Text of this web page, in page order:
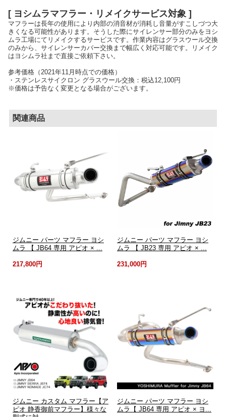
[ ヨシムラマフラー・リメイクサービス対象 ]
マフラーは長年の使用により内部の消音材が消耗し音量がすこしづつ大
きくなる可能性があります。そうした際にサイレンサー部分のみをヨシ
ムラ工場にてリメイクするサービスです。作業内容はグラスウール交換
のみから、サイレンサーカバー交換まで幅広く対応可能です。リメイク
はヨシムラ社まで直接ご依頼下さい。
参考価格（2021年11月時点での価格）
・ステンレスサイクロン グラスウール交換：税込12,100円
※価格は予告なく変更となる場合がございます。
関連商品
ジムニー パーツ マフラー ヨシ
ムラ 【 JB64 専用 アピオ × ...
ジムニー パーツ マフラー ヨシ
ムラ 【 JB23 専用 アピオ × ...
217,800円 231,000円
ジムニー カスタム マフラー【ア
ピオ 静香御前マフラー】様々な
ジムニー パーツ マフラー ヨシ
ムラ【 JB64 専用 アピオ × ヨ...